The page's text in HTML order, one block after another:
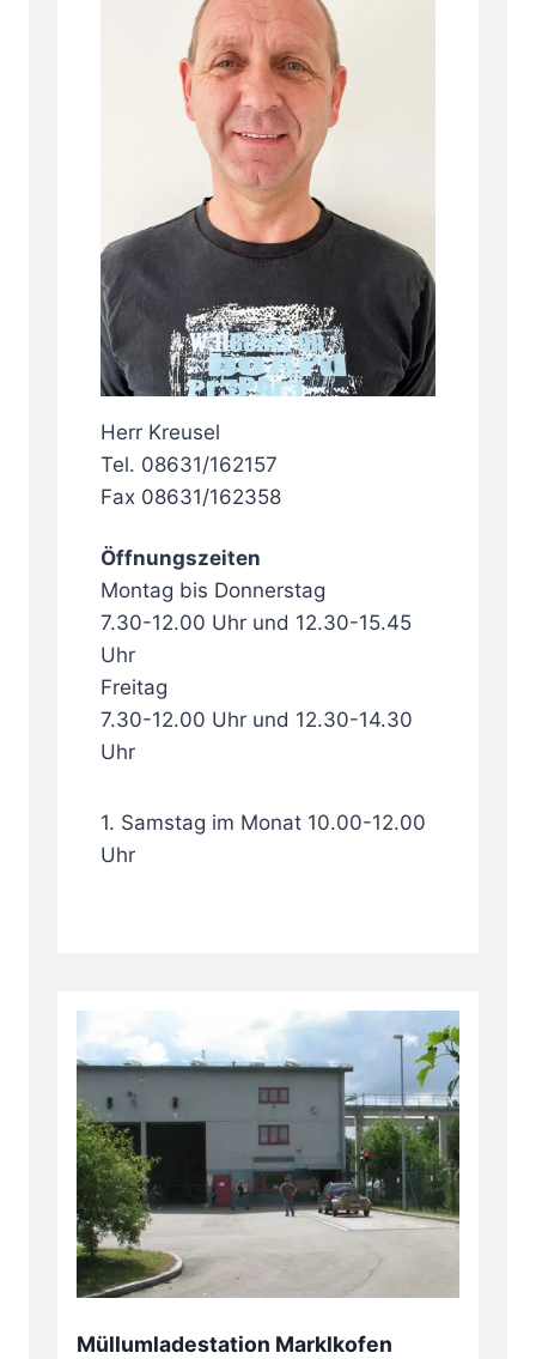
Herr Kreusel
Tel. 08631/162157
Fax 08631/162358
Öffnungszeiten
Montag bis Donnerstag
7.30-12.00 Uhr und 12.30-15.45
Uhr
Freitag
7.30-12.00 Uhr und 12.30-14.30
Uhr
1. Samstag im Monat 10.00-12.00
Uhr
Müllumladestation Marklkofen